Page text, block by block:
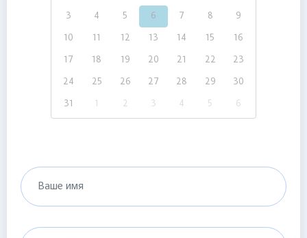
3 4 5 6 7 8 9
10 11 12 13 14 15 16
17 18 19 20 21 22 23
24 25 26 27 28 29 30
31 1 2 3 4 5 6
Ваше имя